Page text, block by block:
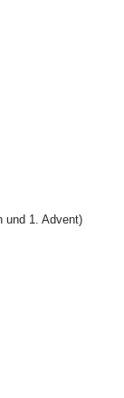
und 1. Advent)